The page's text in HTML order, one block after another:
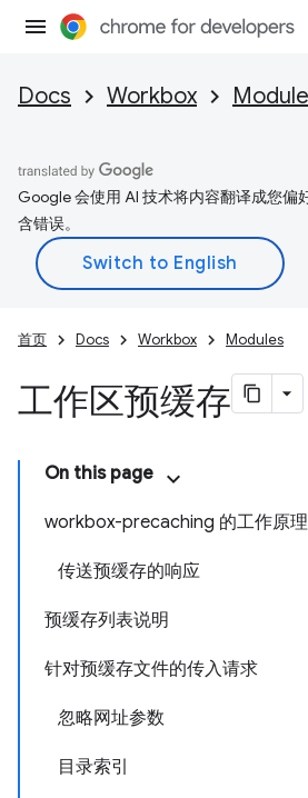
Docs Workbox
Google 会使用 AI 技术将内容翻译成您偏
含错误。
首页 Docs Workbox Modules
工作区预缓存
On this page
workbox-precaching 的工作原理
传送预缓存的响应
预缓存列表说明
针对预缓存文件的传入请求
忽略网址参数
目录索引